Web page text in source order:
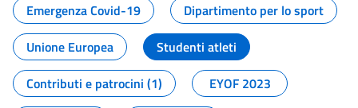
Emergenza Covid-19
Dipartimento per lo sport
Unione Europea
Studenti atleti
Contributi e patrocini (1)
EYOF 2023